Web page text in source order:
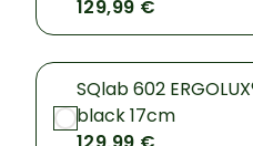
129,99 €
SQlab 602
black 17cm